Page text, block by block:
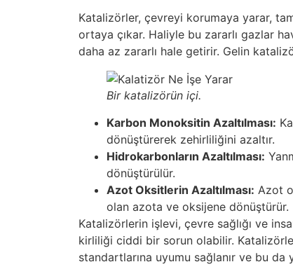
Katalizörler, çevreyi korumaya yarar,
ortaya çıkar. Haliyle bu zararlı gazlar
daha az zararlı hale getirir. Gelin
Bir katalizörün içi.
Karbon Monoksitin Azaltılması:
dönüştürerek zehirliliğini azaltır.
Hidrokarbonların Azaltılması:
dönüştürülür.
Azot Oksitlerin Azaltılması: Azot
olan azota ve oksijene dönüştürür.
Katalizörlerin işlevi, çevre sağlığı ve
kirliliği ciddi bir sorun olabilir.
standartlarına uyumu sağlanır ve bu